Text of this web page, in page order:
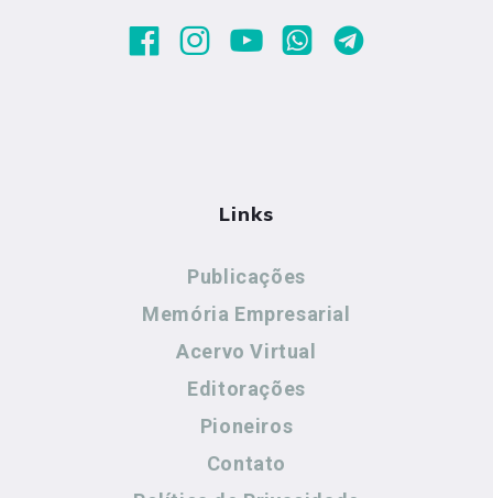
Links
Publicações
Memória Empresarial
Acervo Virtual
Editorações
Pioneiros
Contato